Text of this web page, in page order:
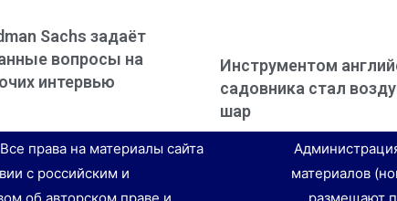
Sachs задаёт
вопросы на
интервью
Инструментом
садовника стал
шар
права на материалы сайта
с российским и
материалов